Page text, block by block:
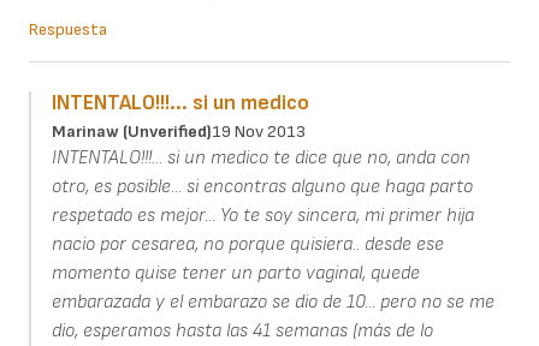
Respuesta
INTENTALO!!!... si un medico
Marinaw (unverified)19 Nov 2013
INTENTALO!!!... si un medico te dice que no, anda con
otro, es posible... si encontras alguno que haga parto
respetado es mejor... Yo te soy sincera, mi primer hija
nacio por cesarea, no porque quisiera.. desde ese
momento quise tener un parto vaginal, quede
embarazada y el embarazo se dio de 10... pero no se me
dio, esperamos hasta las 41 semanas (más de lo